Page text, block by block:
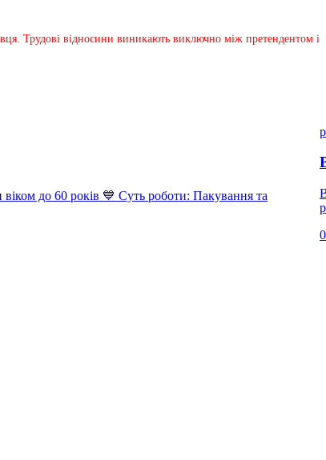
Трудові відносини виникають виключно між претендентом і
до 60 років 💙 Суть роботи: Пакування та